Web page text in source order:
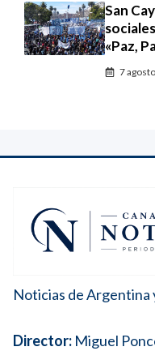
San
«Paz,
7
Noticias de Argentina
Director: Miguel